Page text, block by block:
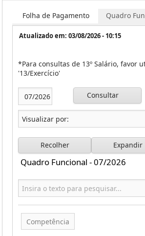
Folha de Pagamento Quadro
Atualizado em: 03/08/2026 - 10:15
*Para consultas de 13º Salário, favor
'13/Exercício'
Consultar
Recolher Expandir
Quadro Funcional - 07/2026
Competência